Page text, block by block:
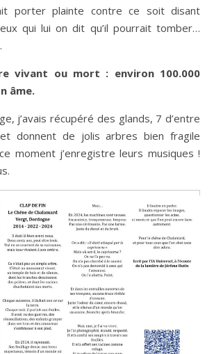
porter plainte contre ce soit disant
qui lui on dit qu’il pourrait tomber…
vivant ou mort : environ 100.000
âme.
j’avais récupéré des glands, 7 d’entre
donnent de jolis arbres bien fragile
moment j’enregistre leurs musiques !
chalamard-Vergt-09aout2025-17h20-